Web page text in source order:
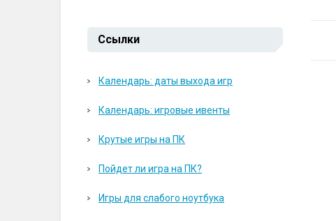
Ссылки
Календарь: даты выхода игр
Календарь: игровые ивенты
Крутые игры на ПК
Пойдет ли игра на ПК?
Игры для слабого ноутбука